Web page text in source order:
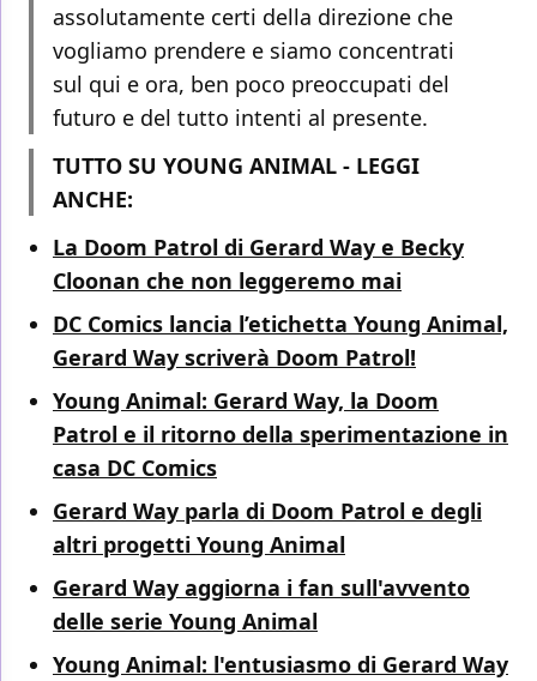
assolutamente certi della direzione che
vogliamo prendere e siamo concentrati
sul qui e ora, ben poco preoccupati del
futuro e del tutto intenti al presente.
TUTTO SU YOUNG ANIMAL - LEGGI
ANCHE:
La Doom Patrol di Gerard Way e Becky
Cloonan che non leggeremo mai
DC Comics lancia l’etichetta Young Animal,
Gerard Way scriverà Doom Patrol!
Young Animal: Gerard Way, la Doom
Patrol e il ritorno della sperimentazione in
casa DC Comics
Gerard Way parla di Doom Patrol e degli
altri progetti Young Animal
Gerard Way aggiorna i fan sull'avvento
delle serie Young Animal
Young Animal: l'entusiasmo di Gerard Way